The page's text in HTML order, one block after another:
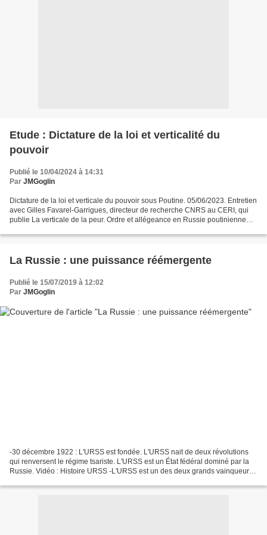
Etude : Dictature de la loi et verticalité du
pouvoir
Publié le 10/04/2024 à 14:31
Par JMGoglin
Dictature de la loi et verticale du pouvoir sous Poutine. 05/06/2023. Entretien
avec Gilles Favarel-Garrigues, directeur de recherche CNRS au CERI, qui
publie La verticale de la peur. Ordre et allégeance en Russie poutinienne
La Russie : une puissance réémergente
Publié le 15/07/2019 à 12:02
Par JMGoglin
-30 décembre 1922 : L'URSS est fondée. L'URSS nait de deux révolutions
qui renversent le régime tsariste. L'URSS est un État fédéral dominé par la
Russie. Vidéo : Histoire URSS -L'URSS est un des deux grands vainqueurs